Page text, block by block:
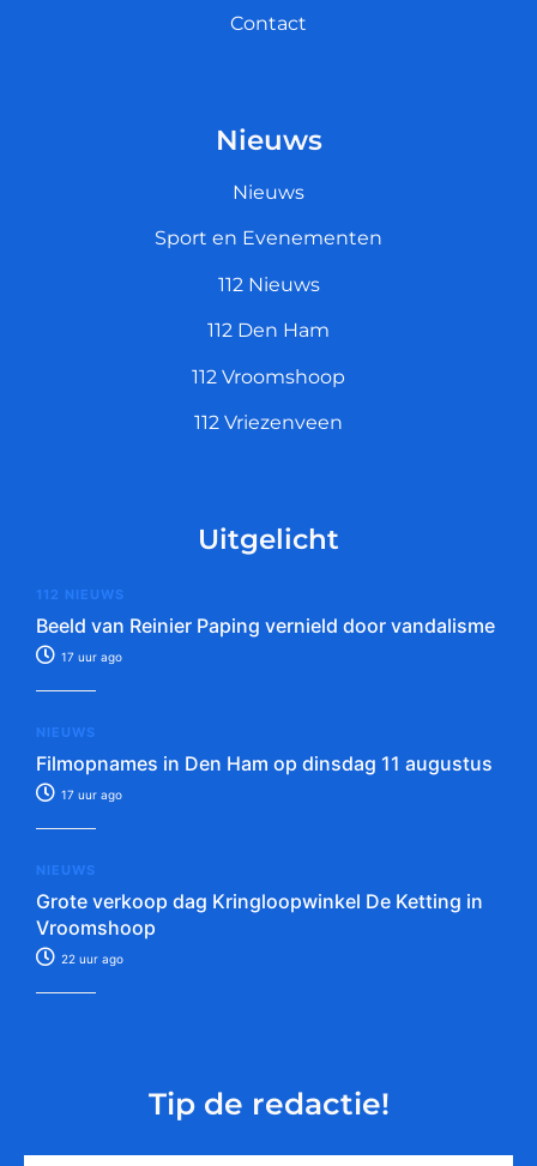
Contact
Nieuws
Nieuws
Sport en Evenementen
112 Nieuws
112 Den Ham
112 Vroomshoop
112 Vriezenveen
Uitgelicht
112 NIEUWS
Beeld van Reinier Paping vernield door vandalisme
17 uur ago
NIEUWS
Filmopnames in Den Ham op dinsdag 11 augustus
17 uur ago
NIEUWS
Grote verkoop dag Kringloopwinkel De Ketting in
Vroomshoop
22 uur ago
Tip de redactie!